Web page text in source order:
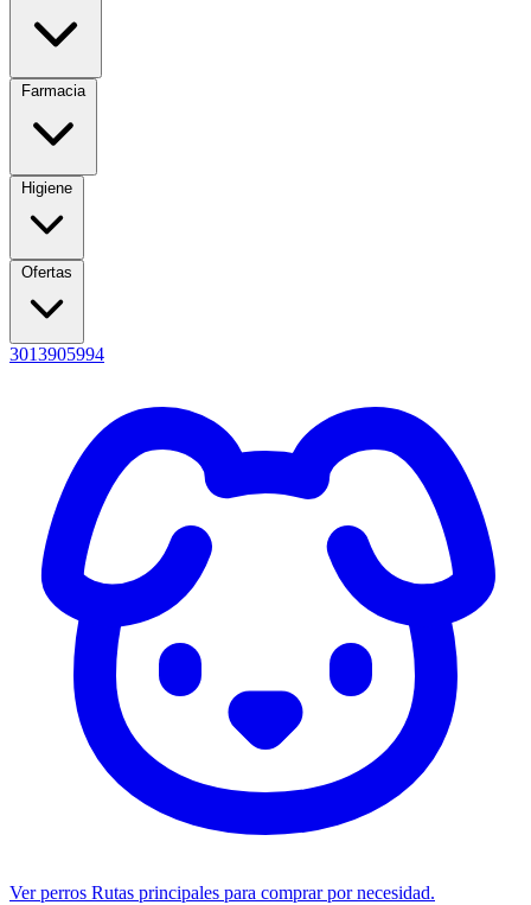
Farmacia
Higiene
Ofertas
3013905994
Ver perros Rutas principales para comprar por necesidad.